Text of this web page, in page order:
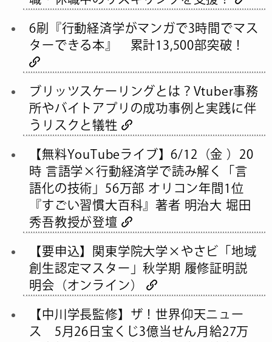
6刷『行動経済学がマンガで3時間でマス
ターできる本』 累計13,500部突破！
ブリッツスケーリングとは？Vtuber事務
所やバイトアプリの成功事例と実践に伴
うリスクと犠牲
【無料YouTubeライブ】6/12（金 ）20
時 言語学×行動経済学で読み解く「言
語化の技術」56万部 オリコン年間1位
『すごい習慣大百科』著者 明治大 堀田
秀吾教授が登壇
【要申込】関東学院大学×やさビ「地域
創生認定マスター」秋学期 履修証明説
明会（オンライン）
【中川学長監修】ザ！世界仰天ニュー
ス 5月26日宝くじ3億当せん月給27万